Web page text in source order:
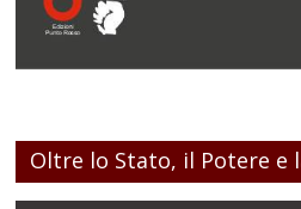
Oltre lo Stato, il Potere e